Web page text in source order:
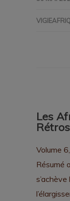
Les
Volume
Résumé